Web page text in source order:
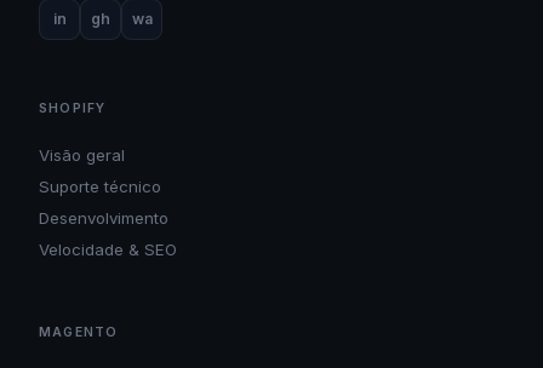
in gh wa
SHOPIFY
Visão geral
Suporte técnico
Desenvolvimento
Velocidade & SEO
MAGENTO